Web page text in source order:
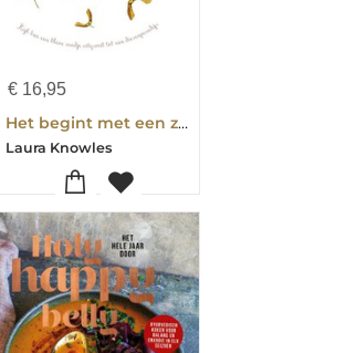
€ 16,95
Het begint met een zaadje
Laura Knowles